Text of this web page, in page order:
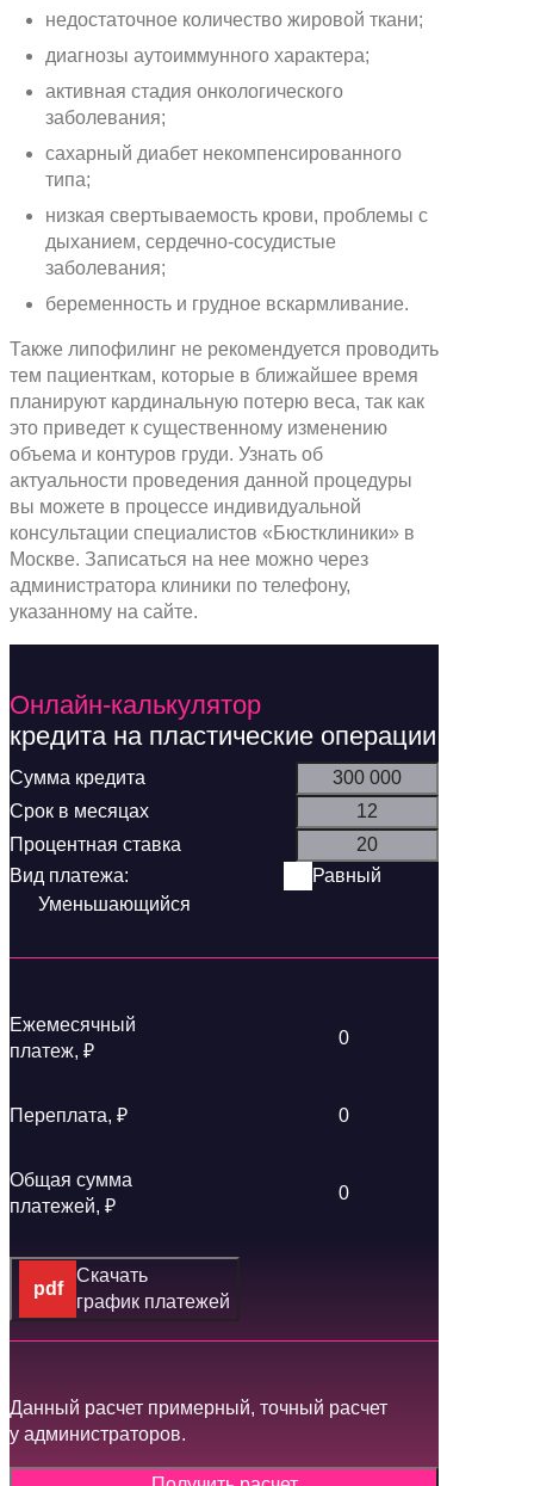
недостаточное количество жировой ткани;
диагнозы аутоиммунного характера;
активная стадия онкологического
заболевания;
сахарный диабет некомпенсированного
типа;
низкая свертываемость крови, проблемы с
дыханием, сердечно-сосудистые
заболевания;
беременность и грудное вскармливание.
Также липофилинг не рекомендуется проводить
тем пациенткам, которые в ближайшее время
планируют кардинальную потерю веса, так как
это приведет к существенному изменению
объема и контуров груди. Узнать об
актуальности проведения данной процедуры
вы можете в процессе индивидуальной
консультации специалистов «Бюстклиники» в
Москве. Записаться на нее можно через
администратора клиники по телефону,
указанному на сайте.
Онлайн-калькулятор
кредита на пластические операции
Данный расчет примерный, точный расчет
у администраторов.
Равный
Уменьшающийся
Ежемесячный
платеж, ₽
0
Переплата, ₽ 0
Общая сумма
платежей, ₽
0
Скачать
график платежей